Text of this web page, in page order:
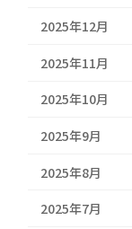
2025年12月
2025年11月
2025年10月
2025年9月
2025年8月
2025年7月